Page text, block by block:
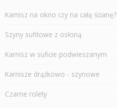
Karnisz na okno czy na całą ścianę?
Szyny sufitowe z osłoną
Karnisz w suficie podwieszanym
Karnisze drążkowo - szynowe
Czarne rolety